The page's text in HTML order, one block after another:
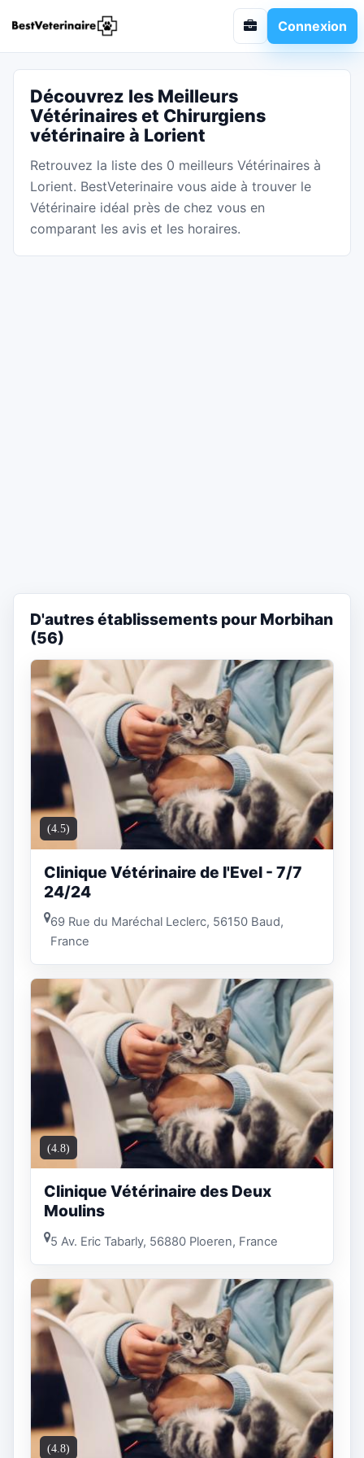
Connexion
Découvrez les Meilleurs
Vétérinaires et Chirurgiens
vétérinaire à Lorient
Retrouvez la liste des 0 meilleurs Vétérinaires à
Lorient. BestVeterinaire vous aide à trouver le
Vétérinaire idéal près de chez vous en
comparant les avis et les horaires.
D'autres établissements pour Morbihan
(56)
(4.5)
Clinique Vétérinaire de l'Evel - 7/7
24/24
69 Rue du Maréchal Leclerc, 56150 Baud,
France
(4.8)
Clinique Vétérinaire des Deux
Moulins
5 Av. Eric Tabarly, 56880 Ploeren, France
(4.8)